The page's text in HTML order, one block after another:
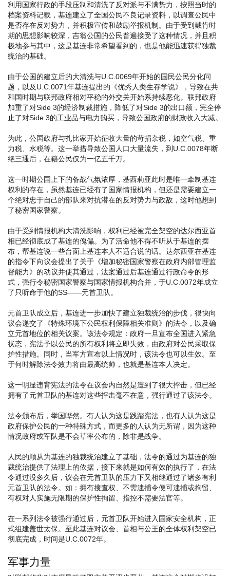
利用国家行政的手段压制和清洗了反对派与不满势力，按照当时的
档案资料记载，基连建立了全国公民不良记录资料，以调查公民中
是否存在反对势力，并积极宣传和鼓励举报机制。由于受到戴肯时
期的思想影响较深，吉翁公国的公民普遍接受了这种情况，并且积
极地参与其中，这是基连非常希望看到的，也是他能迅速获得独裁
统治的基础。
由于公国的建立后的大清洗与U.C.0069年开始的国民公民分化问
题，以及U.C.0071年基连提出的《优秀人类生存学说》，导致在共
和国时期与联邦政府相对平稳的外交关开始系持续恶化。联邦政府
加重了对Side 3的经济制裁措施，降低了对Side 3的出口额，完全停
止了对Side 3的工业品与电力购买，导致公国政府的财政收入大减。
为此，公国政府与扎比家开始征收大量的苛捐杂税，如空气税、重
力税、水税等。这一举措导致公国人口大量流失，到U.C.0078年断
绝三通后，在籍公民仅为一亿五千万。
这一时期公国上下的备战气氛浓厚，基西莉亚此时是唯一牵制基连
权利的存在，虽然基连已经有了国家情报机构，但还是需要建立一
个绝对忠于自己的部队来对抗潜在的反对势力与政敌，这时他想到
了秘密国家警察。
由于受到情报机构大清洗影响，权利已经被完全架空的达尔西亚首
相已经彻底成了基连的傀儡。为了活命他不得不听从于基连的摆
布，帮基连说一些台面上基连本人不适合说的话。达尔西亚在基连
的指令下向议会提出了关于《增加秘密国家警察在政府内部管理监
督能力》的动议并使其通过，法案通过后基连通过行政命令的形
式，强行令秘密国家警察与国家情报机构合并，于U.C.0072年成立
了只听命于他的SS——元首卫队。
元首卫队成立后，基连进一步加快了建立独裁统治的步伐，很快向
议会递交了《特殊环境下公民权利保障相关准则》的法令，以及确
立元首地位的相关议案。该法令规定：政府一旦宣布全国进入紧急
状态，宪法予以公民的所有权利将立即失效，由政府对公民采取保
护性措施。同时，当军方宣布以上情况时，该法令也可以生效。至
于何时解除法令效力将由最高统帅，也就是基连本人决定。
这一明显违背宪法的法令在议会内自然是遭到了很大抨击，但已经
拥有了元首卫队的基连对这些抨击毫不在意，强行通过了该法令。
法令颁布后，举国哗然。有人认为这是践踏宪法，也有人认为这是
政府保护公民的一种特殊方式，而更多的人认为无所谓，因为这种
情况政府或军队是不会草率公布的，除非是战争。
人民的顺从为基连的独裁统治建立了基础，法令的通过为基连的独
裁统治提供了法理上的依据，接下来就是如何有效的执行了，在法
令通过没多久后，议会在元首卫队的压力下又相继通过了诸多有利
元首卫队的法令。如：拥有搜查权、不需逮捕令便可逮捕或拘留、
有权对人实施无限期的保护性拘留、指控不需要法官等。
在一系列法令被强行通过后，元首卫队开始进入国家安全机构，正
式组建盖世太保。至此基连对议会、首相与公王的全体权利架空已
彻底完成，时间是U.C.0072年。
军事力量